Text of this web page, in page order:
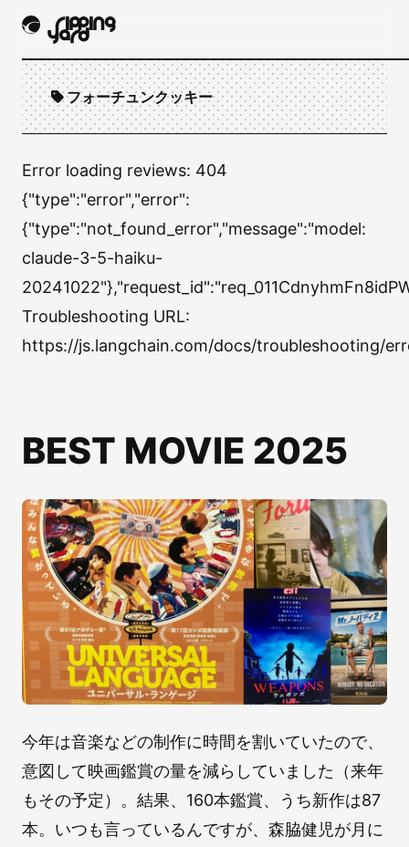
フォーチュンクッキー
Error loading reviews: 404
{"type":"error","error":
{"type":"not_found_error","message":"model:
claude-3-5-haiku-
Troubleshooting URL:
https://js.langchain.com/docs/troubleshooting/
BEST MOVIE 2025
今年は音楽などの制作に時間を割いていたので、
意図して映画鑑賞の量を減らしていました（来年
もその予定）。結果、160本鑑賞、うち新作は87
本。いつも言っているんですが、森脇健児が月に